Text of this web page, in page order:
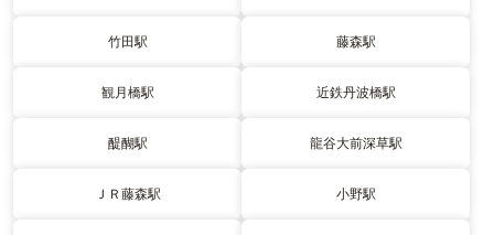
竹田駅 藤森駅
観月橋駅 近鉄丹波橋駅
醍醐駅 龍谷大前深草駅
ＪＲ藤森駅 小野駅